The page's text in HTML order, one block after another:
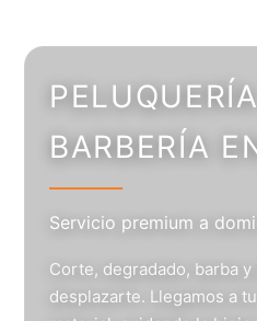
BARBERÍA
Servicio premium a
Corte, degradado, barba y
desplazarte. Llegamos a